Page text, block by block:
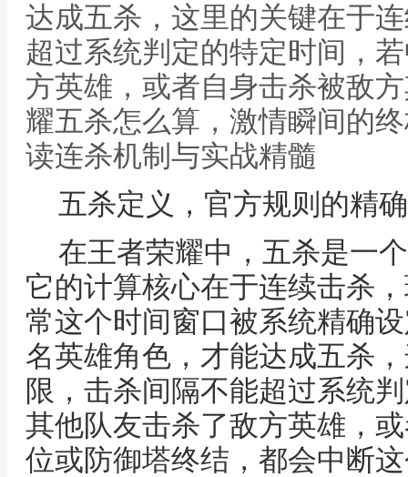
达成五杀，这里的关键在于
超过系统判定的特定时间，
方英雄，或者自身击杀被敌
耀五杀怎么算，激情瞬间的
读连杀机制与实战精髓
五杀定义，官方规则的精
在王者荣耀中，五杀是一
它的计算核心在于连续击杀
常这个时间窗口被系统精确
名英雄角色，才能达成五杀
限，击杀间隔不能超过系统
其他队友击杀了敌方英雄，
位或防御塔终结，都会中断